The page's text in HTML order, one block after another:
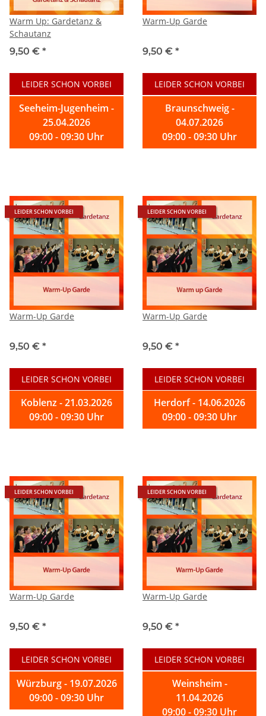
Warm Up: Gardetanz &
Schautanz
9,50 € *
LEIDER SCHON VORBEI
Seeheim-Jugenheim -
25.04.2026
09:00 - 09:30 Uhr
Warm-Up Garde
9,50 € *
LEIDER SCHON VORBEI
Braunschweig -
04.07.2026
09:00 - 09:30 Uhr
LEIDER SCHON VORBEI
Warm-Up Garde
9,50 € *
LEIDER SCHON VORBEI
Koblenz - 21.03.2026
09:00 - 09:30 Uhr
LEIDER SCHON VORBEI
Warm-Up Garde
9,50 € *
LEIDER SCHON VORBEI
Herdorf - 14.06.2026
09:00 - 09:30 Uhr
LEIDER SCHON VORBEI
Warm-Up Garde
9,50 € *
LEIDER SCHON VORBEI
Würzburg - 19.07.2026
09:00 - 09:30 Uhr
LEIDER SCHON VORBEI
Warm-Up Garde
9,50 € *
LEIDER SCHON VORBEI
Weinsheim -
11.04.2026
09:00 - 09:30 Uhr